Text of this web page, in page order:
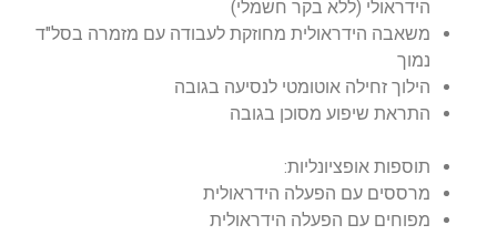
הידראולי (ללא בקר חשמלי)
משאבה הידראולית מחוזקת לעבודה עם מזמרה בסל"ד
נמוך
הילוך זחילה אוטומטי לנסיעה בגובה
התראת שיפוע מסוכן בגובה
תוספות אופציונליות:
מרססים עם הפעלה הידראולית
מפוחים עם הפעלה הידראולית